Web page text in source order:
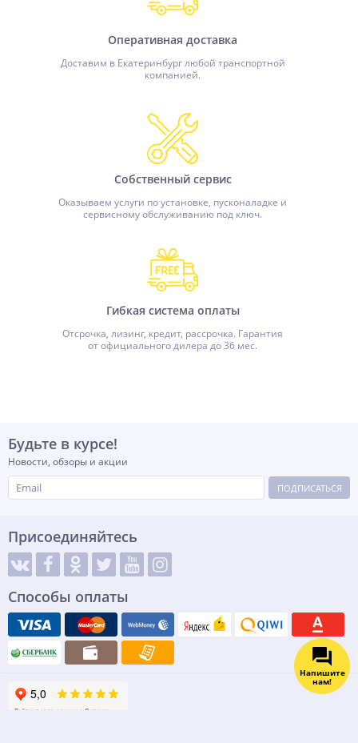
Оперативная доставка
Доставим в Екатеринбург любой транспортной
компанией.
Собственный сервис
Оказываем услуги по установке, пусконаладке и
сервисному обслуживанию под ключ.
Гибкая система оплаты
Отсрочка, лизинг, кредит, рассрочка. Гарантия
от официального дилера до 36 мес.
Будьте в курсе!
Новости, обзоры и акции
ПОДПИСАТЬСЯ
Присоединяйтесь
Способы оплаты
Напишите
нам!